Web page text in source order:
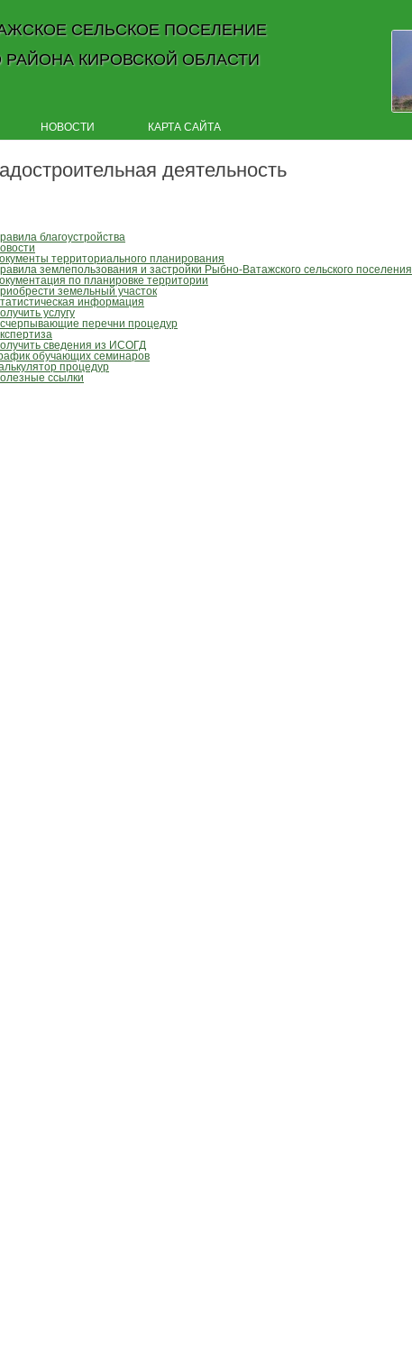
СЕЛЬСКОЕ ПОСЕЛЕНИЕ
РАЙОНА КИРОВСКОЙ ОБЛАСТИ
Skip to content
НОВОСТИ КАРТА САЙТА
деятельность
благоустройства
территориального планирования
землепользования и застройки Рыбно-Ватажского сельского поселения
по планировке территории
земельный участок
информация
услугу
перечни процедур
сведения из ИСОГД
обучающих семинаров
процедур
ссылки